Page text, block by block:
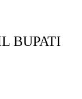
BUPATI